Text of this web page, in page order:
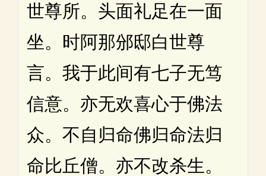
世尊所。头面礼足在一面
坐。时阿那邠邸白世尊
言。我于此间有七子无笃
信意。亦无欢喜心于佛法
众。不自归命佛归命法归
命比丘僧。亦不改杀生。